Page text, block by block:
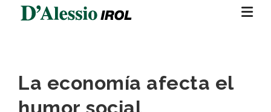
La economía afecta el